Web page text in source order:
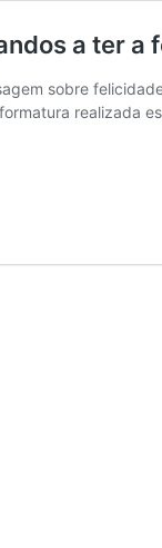
a ter
sobre
realizada